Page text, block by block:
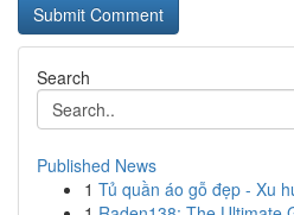
Search
Published News
1 Tủ quần áo gỗ đẹp - Xu